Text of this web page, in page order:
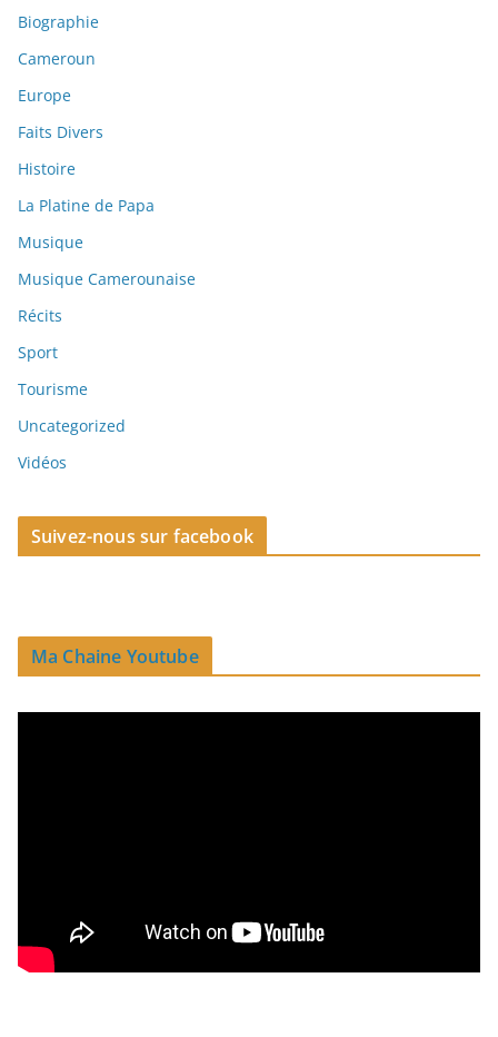
Biographie
Cameroun
Europe
Faits Divers
Histoire
La Platine de Papa
Musique
Musique Camerounaise
Récits
Sport
Tourisme
Uncategorized
Vidéos
Suivez-nous sur facebook
Ma Chaine Youtube